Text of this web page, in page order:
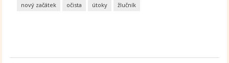
nový začátek očista útoky žlučník